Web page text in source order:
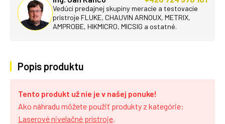
Vedúci predajnej skupiny meracie a testovacie
prístroje FLUKE, CHAUVIN ARNOUX, METRIX,
AMPROBE, HIKMICRO, MICSIG a ostatné.
Popis produktu
Tento produkt už nie je v našej ponuke!
Ako náhradu môžete použiť produkty z kategórie:
Laserové nivelačné prístroje.